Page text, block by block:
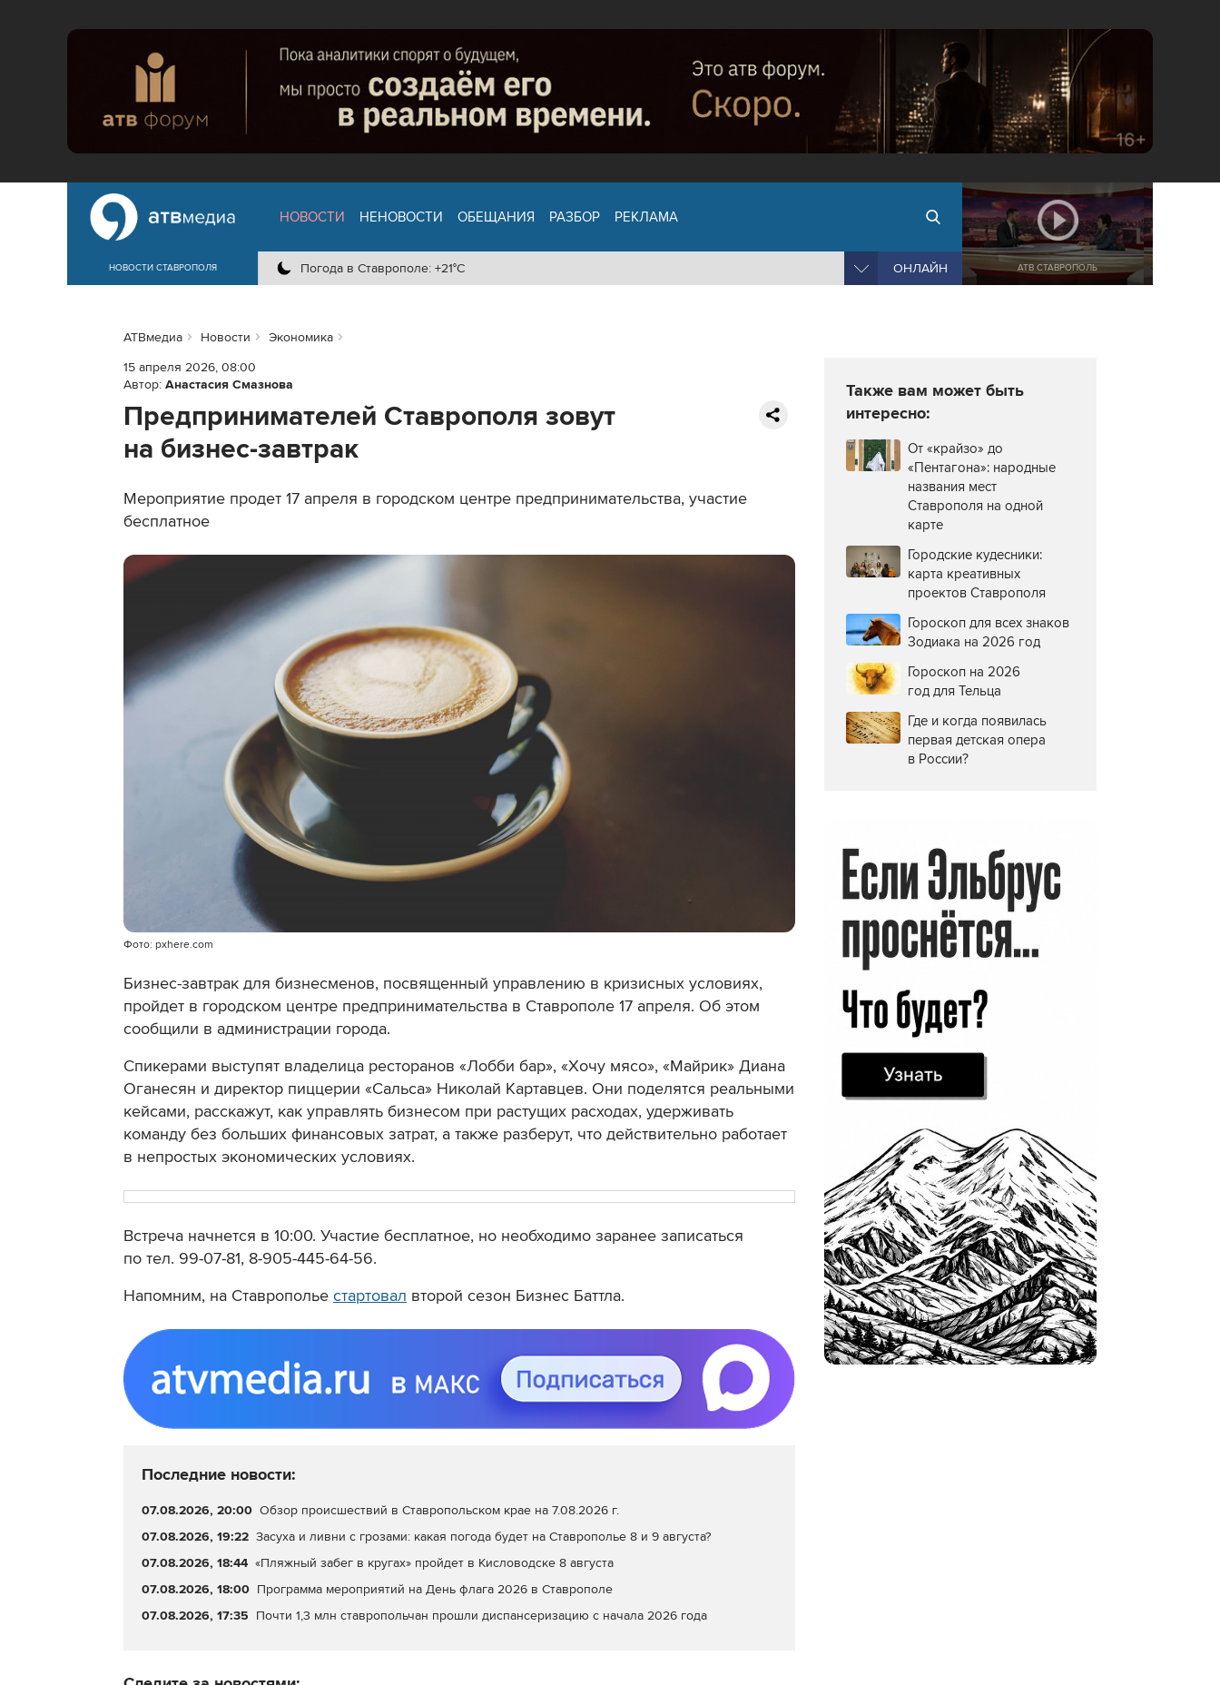
НОВОСТИ СТАВРОПОЛЯ
НОВОСТИ НЕНОВОСТИ ОБЕЩАНИЯ РАЗБОР РЕКЛАМА
Погода в Ставрополе: +21°C ОНЛАЙН АТВ СТАВРОПОЛЬ
АТВмедиа Новости
Экономика
15 апреля 2026, 08:00
Автор: Анастасия Смазнова
Предпринимателей Ставрополя зовут
на бизнес-завтрак
Мероприятие продет 17 апреля в городском центре предпринимательства, участие
бесплатное
Фото: pxhere.com
Бизнес-завтрак для бизнесменов, посвященный управлению в кризисных условиях,
пройдет в городском центре предпринимательства в Ставрополе 17 апреля. Об этом
сообщили в администрации города.
Спикерами выступят владелица ресторанов «Лобби бар», «Хочу мясо», «Майрик» Диана
Оганесян и директор пиццерии «Сальса» Николай Картавцев. Они поделятся реальными
кейсами, расскажут, как управлять бизнесом при растущих расходах, удерживать
команду без больших финансовых затрат, а также разберут, что действительно работает
в непростых экономических условиях.
Встреча начнется в 10:00. Участие бесплатное, но необходимо заранее записаться
по тел. 99-07-81, 8-905-445-64-56.
Напомним, на Ставрополье стартовал второй сезон Бизнес Баттла.
Последние новости:
07.08.2026, 20:00 Обзор происшествий в Ставропольском крае на 7.08.2026 г.
07.08.2026, 19:22 Засуха и ливни с грозами: какая погода будет на Ставрополье 8 и 9 августа?
07.08.2026, 18:44 «Пляжный забег в кругах» пройдет в Кисловодске 8 августа
07.08.2026, 18:00 Программа мероприятий на День флага 2026 в Ставрополе
07.08.2026, 17:35 Почти 1,3 млн ставропольчан прошли диспансеризацию с начала 2026 года
Также вам может быть
интересно:
От «крайзо» до
«Пентагона»: народные
названия мест
Ставрополя на одной
карте
Городские кудесники:
карта креативных
проектов Ставрополя
Гороскоп для всех знаков
Зодиака на 2026 год
Гороскоп на 2026
год для Тельца
Где и когда появилась
первая детская опера
в России?